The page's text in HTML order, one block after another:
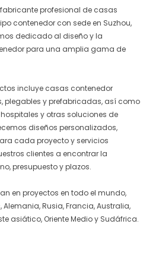
fabricante profesional de casas
contenedor con sede en Suzhou,
dedicado al diseño y la
para una amplia gama de
incluye casas contenedor
plegables y prefabricadas, así como
y otras soluciones de
diseños personalizados,
cada proyecto y servicios
clientes a encontrar la
presupuesto y plazos.
en proyectos en todo el mundo,
Rusia, Francia, Australia,
asiático, Oriente Medio y Sudáfrica.